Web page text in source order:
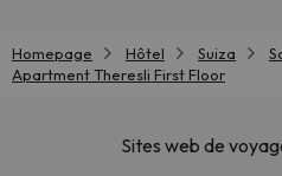
Homepage Hôtel Suiza
Apartment Theresli First Floor
Sites web de